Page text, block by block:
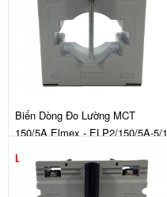
Biến Dòng Đo Lường MCT
150/5A Elmex - ELP2/150/5A-5/1
Liên hệ